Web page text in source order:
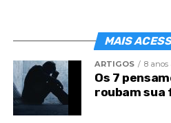
adiante, hoje e sempre.
IV
MAIS
ARTIGOS 8 anos
Os 7
roubam sua